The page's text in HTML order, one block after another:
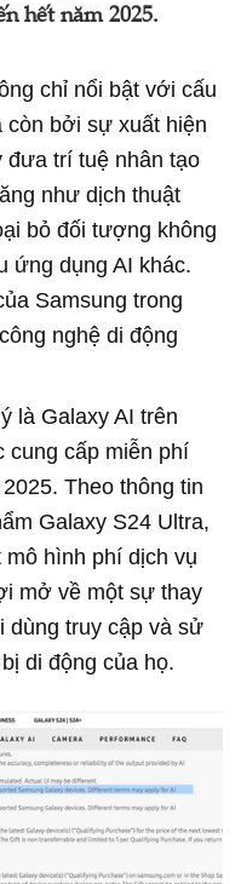
hết năm 2025.
chỉ nổi bật với cấu
còn bởi sự xuất hiện
đưa trí tuệ nhân tạo
như dịch thuật
bỏ đối tượng không
ứng dụng AI khác.
Samsung trong
nghệ di động
là Galaxy AI trên
cung cấp miễn phí
Theo thông tin
Galaxy S24 Ultra,
mô hình phí dịch vụ
mở về một sự thay
truy cập và sử
di động của họ.